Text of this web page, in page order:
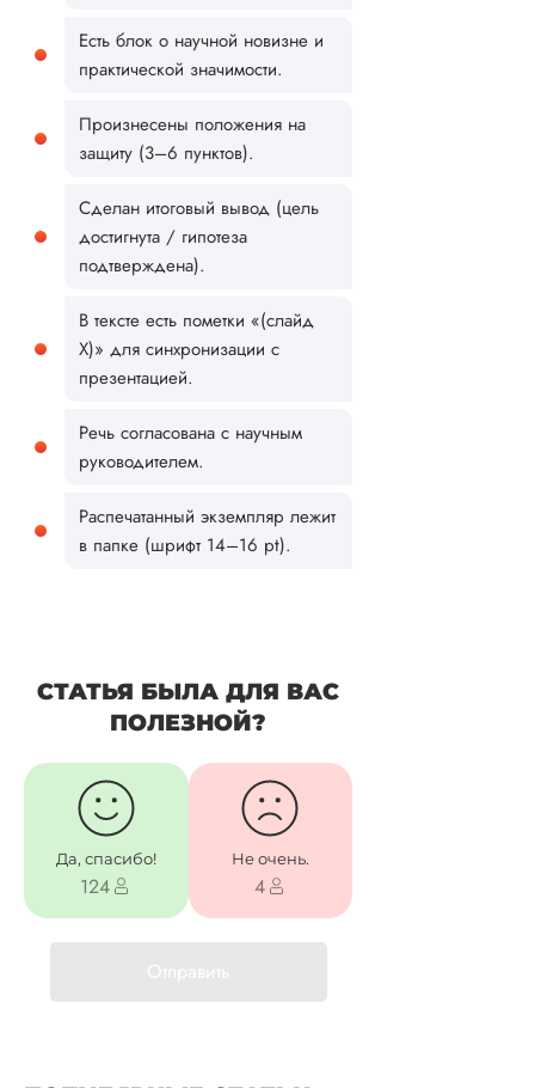
Есть блок о научной новизне и
практической значимости.
Произнесены положения на
защиту (3–6 пунктов).
Сделан итоговый вывод (цель
достигнута / гипотеза
подтверждена).
В тексте есть пометки «(слайд
X)» для синхронизации с
презентацией.
Речь согласована с научным
руководителем.
Распечатанный экземпляр лежит
в папке (шрифт 14–16 pt).
СТАТЬЯ БЫЛА ДЛЯ ВАС
ПОЛЕЗНОЙ?
Да, спасибо!
124
Не очень.
4
Отправить